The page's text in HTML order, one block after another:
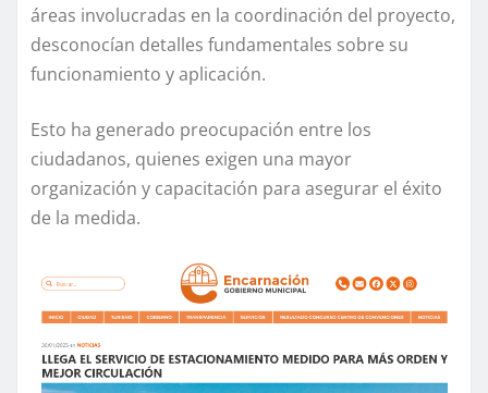
áreas involucradas en la coordinación del proyecto,
desconocían detalles fundamentales sobre su
funcionamiento y aplicación.
Esto ha generado preocupación entre los
ciudadanos, quienes exigen una mayor
organización y capacitación para asegurar el éxito
de la medida.